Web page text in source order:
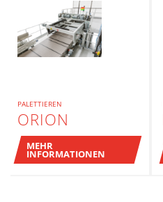
PALETTIEREN
ORION
MEHR
INFORMATIONEN